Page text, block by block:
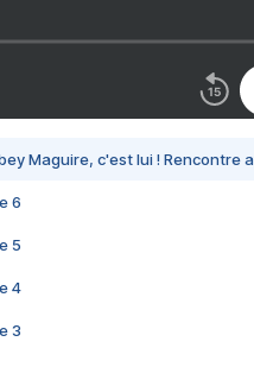
Maguire, c'est lui ! Rencontre
6
5
4
3